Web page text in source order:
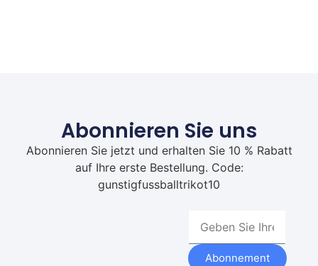
Abonnieren Sie uns
Abonnieren Sie jetzt und erhalten Sie 10 % Rabatt
auf Ihre erste Bestellung. Code:
gunstigfussballtrikot10
Abonnement